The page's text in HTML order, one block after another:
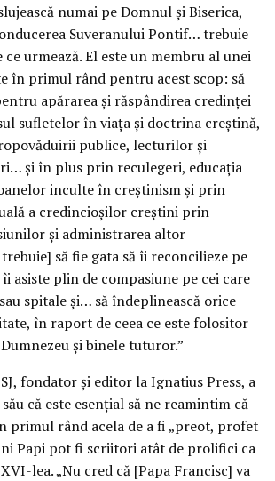
numai pe Domnul şi Biserica,
Suveranului Pontif… trebuie
urmează. El este un membru al unei
în primul rând pentru acest scop: să
apărarea şi răspândirea credinţei
sufletelor în viaţa şi doctrina creştină,
publice, lecturilor şi
şi în plus prin reculegeri, educaţia
inculte în creştinism şi prin
a credincioşilor creştini prin
şi administrarea altor
să fie gata să îi reconcilieze pe
asiste plin de compasiune pe cei care
spitale şi… să îndeplinească orice
în raport de ceea ce este folositor
şi binele tuturor.”
SJ, fondator şi editor la Ignatius Press, a
că este esenţial să ne reamintim că
primul rând acela de a fi „preot, profet
Papi pot fi scriitori atât de prolifici ca
lea. „Nu cred că [Papa Francisc] va